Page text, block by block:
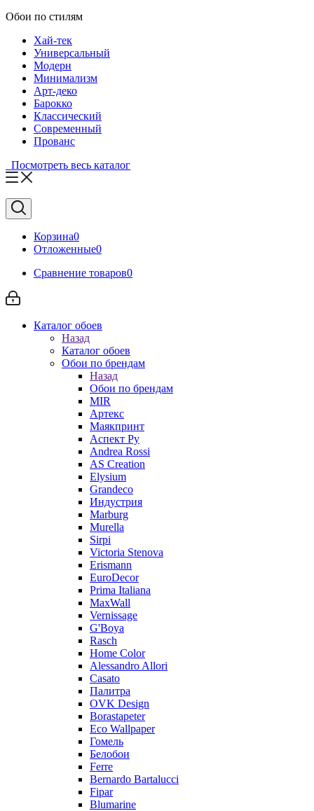
Обои по стилям
Хай-тек
Универсальный
Модерн
Минимализм
Арт-деко
Барокко
Классический
Современный
Прованс
Посмотреть весь каталог
Корзина0
Отложенные0
Сравнение товаров0
Каталог обоев
Назад
Каталог обоев
Обои по брендам
Назад
Обои по брендам
MIR
Артекс
Маякпринт
Аспект Ру
Andrea Rossi
AS Creation
Elysium
Grandeco
Индустрия
Marburg
Murella
Sirpi
Victoria Stenova
Erismann
EuroDecor
Prima Italiana
MaxWall
Vernissage
G'Boya
Rasch
Home Color
Alessandro Allori
Casato
Палитра
OVK Design
Borastapeter
Eco Wallpaper
Гомель
Белобои
Ferre
Bernardo Bartalucci
Fipar
Blumarine